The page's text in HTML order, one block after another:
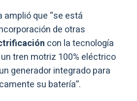
amplió que “se está
de otras
con la tecnología
tren motriz 100% eléctrico
generador integrado para
su batería”.